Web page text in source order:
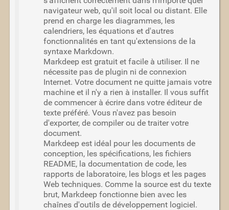
navigateur web, qu'il soit local ou distant. Elle
prend en charge les diagrammes, les
calendriers, les équations et d'autres
fonctionnalités en tant qu'extensions de la
syntaxe Markdown.
Markdeep est gratuit et facile à utiliser. Il ne
nécessite pas de plugin ni de connexion
Internet. Votre document ne quitte jamais votre
machine et il n'y a rien à installer. Il vous suffit
de commencer à écrire dans votre éditeur de
texte préféré. Vous n'avez pas besoin
d'exporter, de compiler ou de traiter votre
document.
Markdeep est idéal pour les documents de
conception, les spécifications, les fichiers
README, la documentation de code, les
rapports de laboratoire, les blogs et les pages
Web techniques. Comme la source est du texte
brut, Markdeep fonctionne bien avec les
chaînes d'outils de développement logiciel.